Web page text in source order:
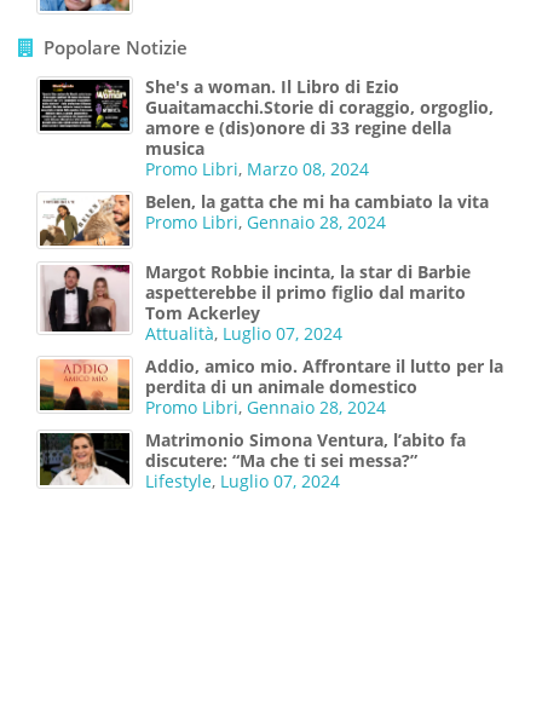
Popolare Notizie
She's a woman. Il Libro di Ezio
Guaitamacchi.Storie di coraggio, orgoglio,
amore e (dis)onore di 33 regine della
musica
Promo Libri, Marzo 08, 2024
Belen, la gatta che mi ha cambiato la vita
Promo Libri, Gennaio 28, 2024
Margot Robbie incinta, la star di Barbie
aspetterebbe il primo figlio dal marito
Tom Ackerley
Attualità, Luglio 07, 2024
Addio, amico mio. Affrontare il lutto per la
perdita di un animale domestico
Promo Libri, Gennaio 28, 2024
Matrimonio Simona Ventura, l’abito fa
discutere: “Ma che ti sei messa?”
Lifestyle, Luglio 07, 2024